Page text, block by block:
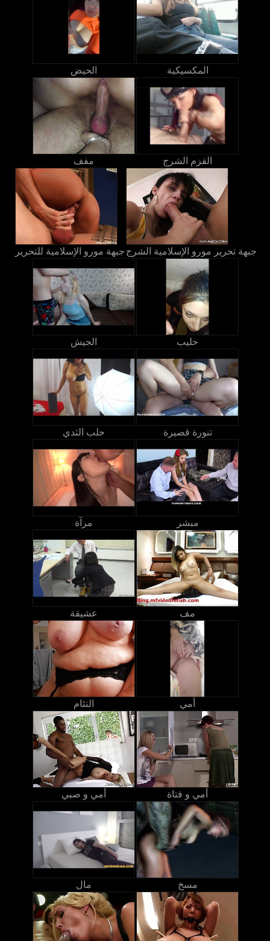
الحيض المكسيكية
مفف القزم الشرج
جبهة مورو الإسلامية للتحرير جبهة تحرير مورو الإسلامية الشرج
الجيش حليب
حلب الثدي تنورة قصيرة
مرآة مبشر
عشيقة مف
التئام أمي
أمي و صبي أمي و فتاة
مال مسخ